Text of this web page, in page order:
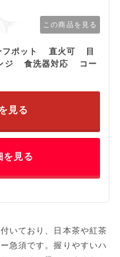
この商品を見る
フポット 直火可 目
ジ 食洗器対応 コー
見る
を見る
いており、日本茶や紅茶
急須です。握りやすいハ